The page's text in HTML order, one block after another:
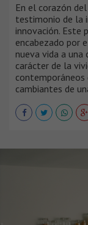
En el corazón
testimonio de la
innovación. Este
encabezado por
nueva vida a
carácter de la
contemporáneos
cambiantes de